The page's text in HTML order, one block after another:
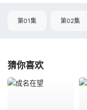
第01集 第02集
猜你喜欢